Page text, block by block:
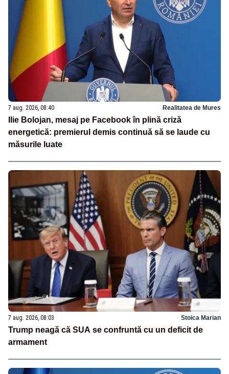
7 aug. 2026, 08:40 Realitatea de Mures
Ilie Bolojan, mesaj pe Facebook în plină criză
energetică: premierul demis continuă să se laude cu
măsurile luate
7 aug. 2026, 08:03 Stoica Marian
Trump neagă că SUA se confruntă cu un deficit de
armament